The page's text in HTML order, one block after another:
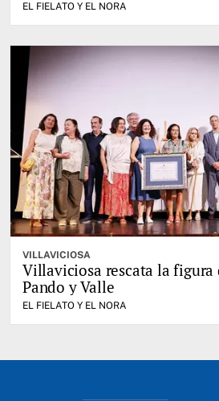
EL FIELATO Y EL NORA
VILLAVICIOSA
Villaviciosa rescata la figura
Pando y Valle
EL FIELATO Y EL NORA